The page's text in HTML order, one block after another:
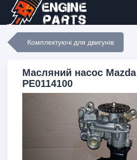
Комплектуючі для двигунів
Масляний насос
PE0114100